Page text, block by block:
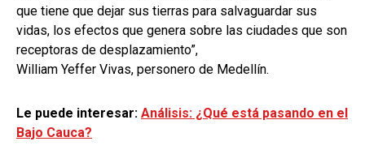
que tiene que dejar sus tierras para salvaguardar sus
vidas, los efectos que genera sobre las ciudades que son
receptoras de desplazamiento”,
William Yeffer Vivas, personero de Medellín.
Le puede interesar: Análisis: ¿Qué está pasando en el
Bajo Cauca?